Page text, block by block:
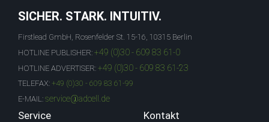
SICHER. STARK. INTUITIV.
Firstlead GmbH, Rosenfelder St. 15-16, 10315 Berlin
HOTLINE PUBLISHER: +49 (0)30 - 609 83 61-0
HOTLINE ADVERTISER: +49 (0)30 - 609 83 61-23
TELEFAX: +49 (0)30 - 609 83 61-99
E-MAIL: service@adcell.de
Service Kontakt